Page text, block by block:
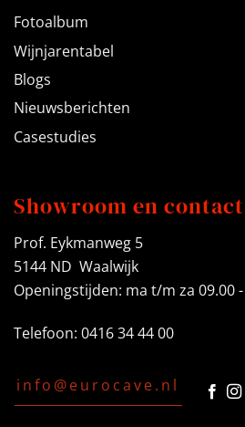
Fotoalbum
Wijnjarentabel
Blogs
Nieuwsberichten
Casestudies
Showroom en contact
Prof. Eykmanweg 5
5144 ND Waalwijk
Openingstijden: ma t/m za 09.00
Telefoon: 0416 34 44 00
info@eurocave.nl